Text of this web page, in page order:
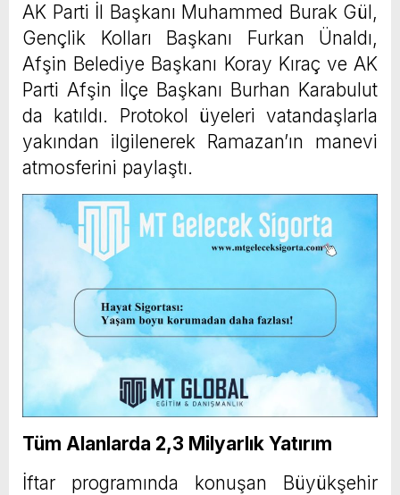
AK Parti İl Başkanı Muhammed Burak Gül,
Gençlik Kolları Başkanı Furkan Ünaldı,
Afşin Belediye Başkanı Koray Kıraç ve AK
Parti Afşin İlçe Başkanı Burhan Karabulut
da katıldı. Protokol üyeleri vatandaşlarla
yakından ilgilenerek Ramazan’ın manevi
atmosferini paylaştı.
Tüm Alanlarda 2,3 Milyarlık Yatırım
İftar programında konuşan Büyükşehir